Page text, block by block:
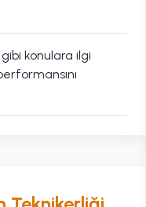
konulara ilgi